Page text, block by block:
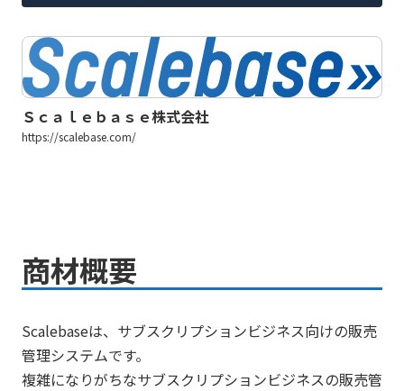
Ｓｃａｌｅｂａｓｅ株式会社
https://scalebase.com/
商材概要
Scalebaseは、サブスクリプションビジネス向けの販売
管理システムです。
複雑になりがちなサブスクリプションビジネスの販売管